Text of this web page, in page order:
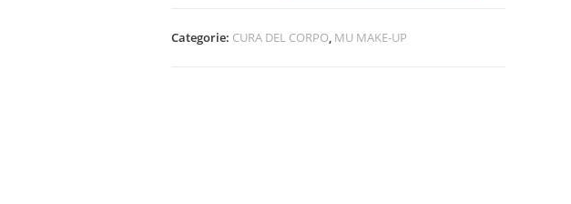
-Categorie: CURA DEL CORPO, MU MAKE-UP